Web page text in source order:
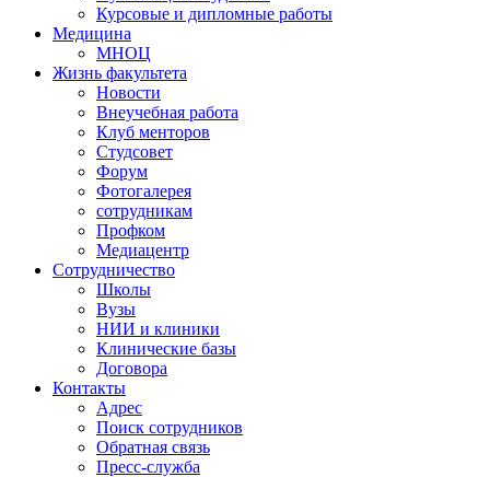
Курсовые и дипломные работы
Медицина
МНОЦ
Жизнь факультета
Новости
Внеучебная работа
Клуб менторов
Студсовет
Форум
Фотогалерея
сотрудникам
Профком
Медиацентр
Сотрудничество
Школы
Вузы
НИИ и клиники
Клинические базы
Договора
Контакты
Адрес
Поиск сотрудников
Обратная связь
Пресс-служба